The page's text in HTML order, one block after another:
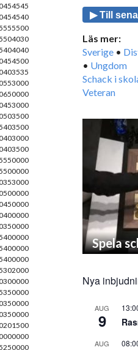
▶ Till
Läs mer:
Sverige •
• Ungdom
Schack i
Veteran
Spela
Nya
AUG
9
AUG